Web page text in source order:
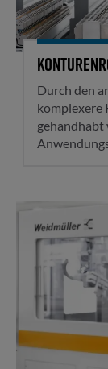
Durch den
komplexere
gehandhabt